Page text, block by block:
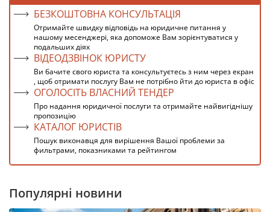
БЕЗКОШТОВНА КОНСУЛЬТАЦІЯ
Отримайте швидку відповідь на юридичне питання у
нашому месенджері, яка допоможе Вам зорієнтуватися у
подальших діях
ВІДЕОДЗВІНОК ЮРИСТУ
Ви бачите свого юриста та консультуєтесь з ним через екран
, щоб отримати послугу Вам не потрібно йти до юриста в офіс
ОГОЛОСІТЬ ВЛАСНИЙ ТЕНДЕР
Про надання юридичної послуги та отримайте найвигіднішу
пропозицію
КАТАЛОГ ЮРИСТІВ
Пошук виконавця для вирішення Вашої проблеми за
фильтрами, показниками та рейтингом
Популярні новини